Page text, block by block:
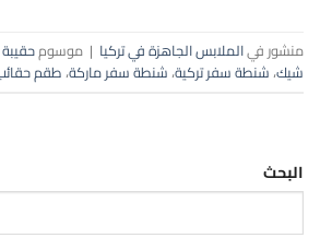
منشور فيالملابس الجاهزة في تركيا | موسوم
شيك،شنطة سفر تركية،شنطة سفر ماركة،طقم
البحث